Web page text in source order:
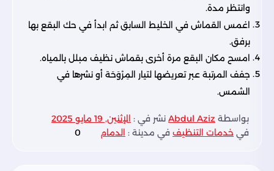
وانتظر مدة.
اغمس القماش في الخليط السابق ثم ابدأ في حك البقع بها
برفق.
امسح مكان البقع مرة أخرى بقماش نظيف مبلل بالمياه.
جفف المرتبة عبر تعريضها لتيار المِرْوَحَة أو نشرها في
الشمس.
بواسطة Abdul Aziz نشر في : الإثنين, 19 مايو 2025
في خدمات التنظيف في مدينة : الدمام 0